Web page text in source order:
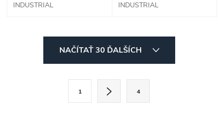
INDUSTRIAL
INDUSTRIAL
NAČÍTAŤ 30 ĎALŠÍCH
1 4